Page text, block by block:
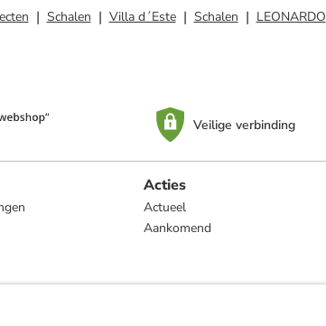
Schalen Villa d´Este Schalen LEONARDO
Veilige verbinding
Acties
Actueel
Aankomend